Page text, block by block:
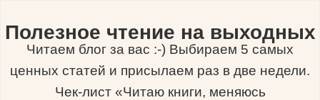
Полезное чтение на выходных
Читаем блог за вас :-) Выбираем 5 самых
ценных статей и присылаем раз в две недели.
Чек-лист «Читаю книги, меняюсь